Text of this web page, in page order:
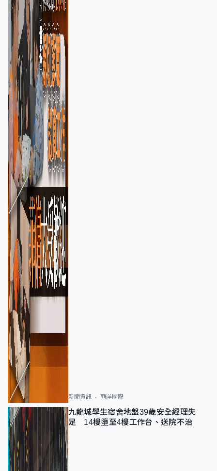
新聞資訊 兩岸國際
九龍城學生宿舍地盤39歲安全經理失
足 14樓墮至4樓工作台、送院不治